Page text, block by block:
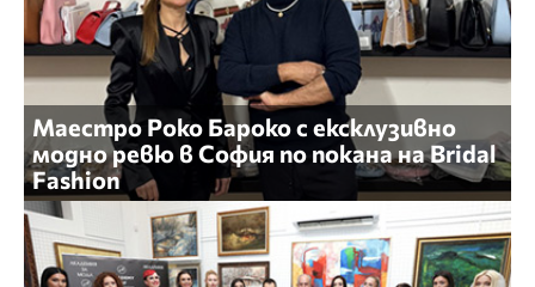
Маестро Роко Бароко с ексклузивно
модно ревю в София по покана на Bridal
Fashion